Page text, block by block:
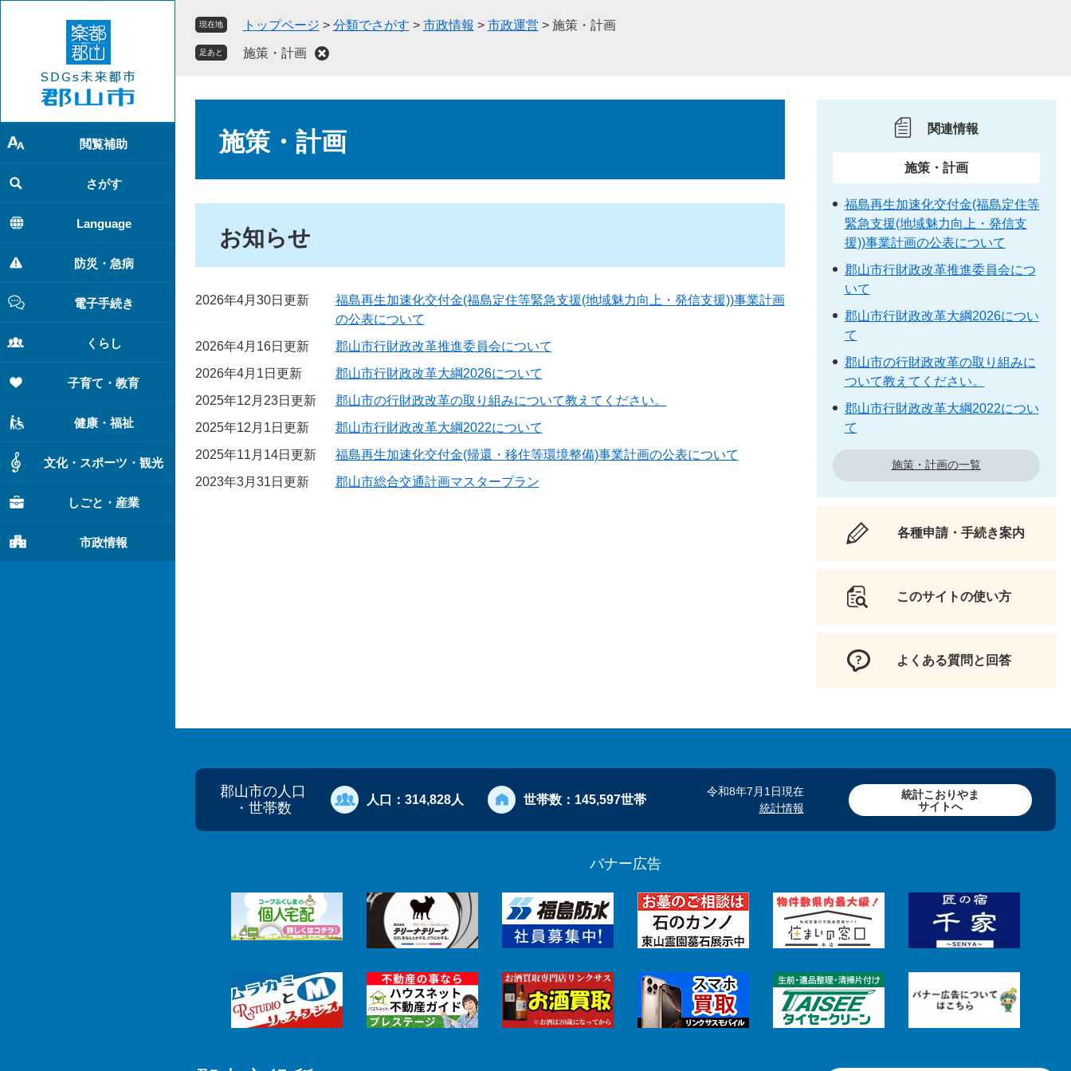
で
す
。
ば
し
て
本
文
へ
閲覧補助
さがす
Language
防災・急病
電子手続き
くらし
子育て・教育
健康・福祉
文化・スポーツ・観光
しごと・産業
市政情報
現在地 トップページ > 分類でさがす > 市政情報 > 市政運営 > 施策・計画
足あと 施策・計画
施策・計画
お知らせ
2026年4月30日更新
福島再生加速化交付金(福島定住等緊急支援(地域魅力向上・発信支援))事業計画
の公表について
2026年4月16日更新
郡山市行財政改革推進委員会について
2026年4月1日更新
郡山市行財政改革大綱2026について
2025年12月23日更新
郡山市の行財政改革の取り組みについて教えてください。
2025年12月1日更新
郡山市行財政改革大綱2022について
2025年11月14日更新
福島再生加速化交付金(帰還・移住等環境整備)事業計画の公表について
2023年3月31日更新
郡山市総合交通計画マスタープラン
関連情報
施策・計画
福島再生加速化交付金(福島定住等
緊急支援(地域魅力向上・発信支
援))事業計画の公表について
郡山市行財政改革推進委員会につ
いて
郡山市行財政改革大綱2026につい
て
郡山市の行財政改革の取り組みに
ついて教えてください。
郡山市行財政改革大綱2022につい
て
施策・計画の一覧
各種申請・手続き案内
このサイトの使い方
よくある質問と回答
郡山市の人口
・世帯数
人口： 314,828人 世帯数： 145,597世帯
令和8年7月1日現在
統計情報
統計こおりやま
サイトへ
バナー広告